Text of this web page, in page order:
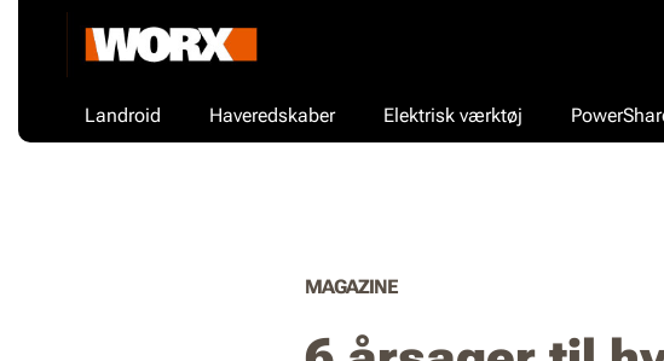
Landroid Haveredskaber Elektrisk værktøj
MAGAZINE